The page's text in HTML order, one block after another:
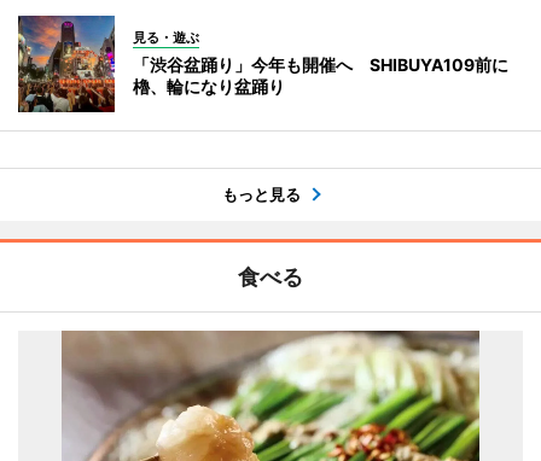
見る・遊ぶ
「渋谷盆踊り」今年も開催へ SHIBUYA109前に
櫓、輪になり盆踊り
もっと見る
食べる